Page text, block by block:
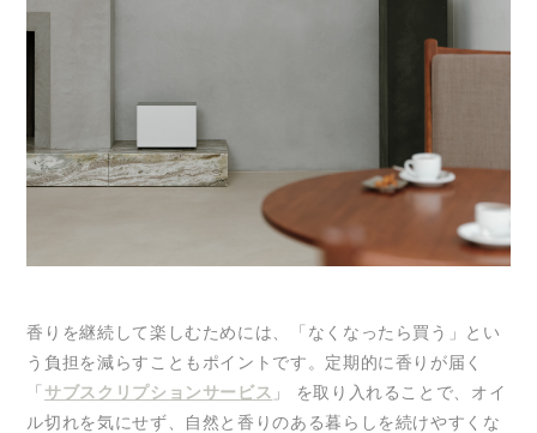
香りを継続して楽しむためには、「なくなったら買う」とい
う負担を減らすこともポイントです。定期的に香りが届く
「サブスクリプションサービス 」 を取り入れることで、オイ
ル切れを気にせず、自然と香りのある暮らしを続けやすくな